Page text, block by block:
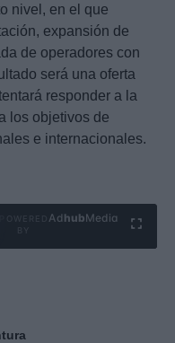
nivel, en el que
expansión de
de operadores con
será una oferta
responder a la
los objetivos de
e internacionales.
Ad hubMedia